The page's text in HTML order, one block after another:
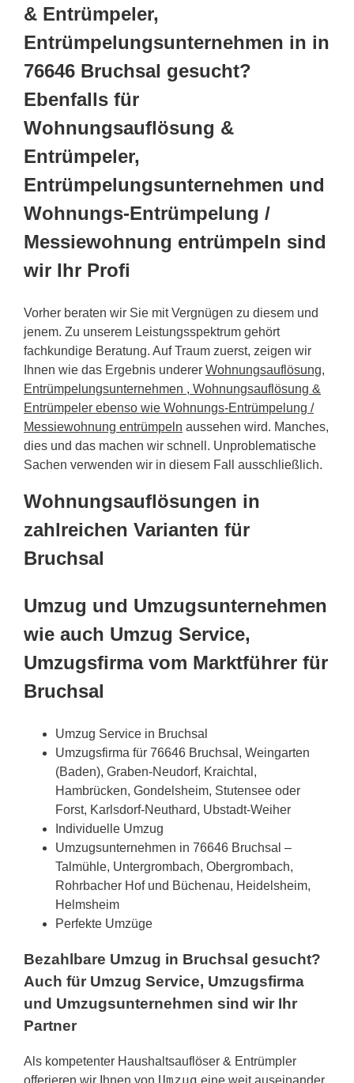
& Entrümpeler,
Entrümpelungsunternehmen in in
76646 Bruchsal gesucht?
Ebenfalls für
Wohnungsauflösung &
Entrümpeler,
Entrümpelungsunternehmen und
Wohnungs-Entrümpelung /
Messiewohnung entrümpeln sind
wir Ihr Profi
Vorher beraten wir Sie mit Vergnügen zu diesem und
jenem. Zu unserem Leistungsspektrum gehört
fachkundige Beratung. Auf Traum zuerst, zeigen wir
Ihnen wie das Ergebnis underer Wohnungsauflösung,
Entrümpelungsunternehmen , Wohnungsauflösung &
Entrümpeler ebenso wie Wohnungs-Entrümpelung /
Messiewohnung entrümpeln aussehen wird. Manches,
dies und das machen wir schnell. Unproblematische
Sachen verwenden wir in diesem Fall ausschließlich.
Wohnungsauflösungen in
zahlreichen Varianten für
Bruchsal
Umzug und Umzugsunternehmen
wie auch Umzug Service,
Umzugsfirma vom Marktführer für
Bruchsal
Umzug Service in Bruchsal
Umzugsfirma für 76646 Bruchsal, Weingarten
(Baden), Graben-Neudorf, Kraichtal,
Hambrücken, Gondelsheim, Stutensee oder
Forst, Karlsdorf-Neuthard, Ubstadt-Weiher
Individuelle Umzug
Umzugsunternehmen in 76646 Bruchsal –
Talmühle, Untergrombach, Obergrombach,
Rohrbacher Hof und Büchenau, Heidelsheim,
Helmsheim
Perfekte Umzüge
Bezahlbare Umzug in Bruchsal gesucht?
Auch für Umzug Service, Umzugsfirma
und Umzugsunternehmen sind wir Ihr
Partner
Als kompetenter Haushaltsauflöser & Entrümpler
offerieren wir Ihnen von
eine weit auseinander